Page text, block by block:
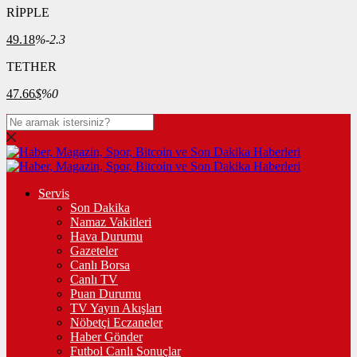
RİPPLE
49.18%-2.3
TETHER
47.66$%0
Servis
Son Dakika
Namaz Vakitleri
Hava Durumu
Gazeteler
Canlı Borsa
Canlı TV
Puan Durumu
TV Yayın Akışları
Nöbetçi Eczaneler
Haber Gönder
Futbol Canlı Sonuçlar